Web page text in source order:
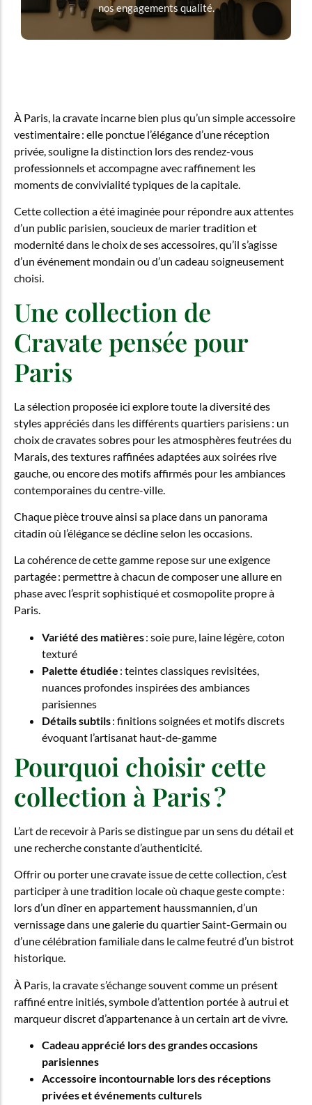
nos engagements qualité.
À Paris, la cravate incarne bien plus qu’un simple accessoire
vestimentaire : elle ponctue l’élégance d’une réception
privée, souligne la distinction lors des rendez-vous
professionnels et accompagne avec raffinement les
moments de convivialité typiques de la capitale.
Cette collection a été imaginée pour répondre aux attentes
d’un public parisien, soucieux de marier tradition et
modernité dans le choix de ses accessoires, qu’il s’agisse
d’un événement mondain ou d’un cadeau soigneusement
choisi.
Une collection de
Cravate pensée pour
Paris
La sélection proposée ici explore toute la diversité des
styles appréciés dans les différents quartiers parisiens : un
choix de cravates sobres pour les atmosphères feutrées du
Marais, des textures raffinées adaptées aux soirées rive
gauche, ou encore des motifs affirmés pour les ambiances
contemporaines du centre-ville.
Chaque pièce trouve ainsi sa place dans un panorama
citadin où l’élégance se décline selon les occasions.
La cohérence de cette gamme repose sur une exigence
partagée : permettre à chacun de composer une allure en
phase avec l’esprit sophistiqué et cosmopolite propre à
Paris.
Variété des matières: soie pure, laine légère, coton
texturé
Palette étudiée : teintes classiques revisitées,
nuances profondes inspirées des ambiances
parisiennes
Détails subtils: finitions soignées et motifs discrets
évoquant l’artisanat haut-de-gamme
Pourquoi choisir cette
collection à Paris ?
L’art de recevoir à Paris se distingue par un sens du détail et
une recherche constante d’authenticité.
Offrir ou porter une cravate issue de cette collection, c’est
participer à une tradition locale où chaque geste compte :
lors d’un dîner en appartement haussmannien, d’un
vernissage dans une galerie du quartier Saint-Germain ou
d’une célébration familiale dans le calme feutré d’un bistrot
historique.
À Paris, la cravate s’échange souvent comme un présent
raffiné entre initiés, symbole d’attention portée à autrui et
marqueur discret d’appartenance à un certain art de vivre.
Cadeau apprécié lors des grandes occasions
parisiennes
Accessoire incontournable lors des réceptions
privées et événements culturels